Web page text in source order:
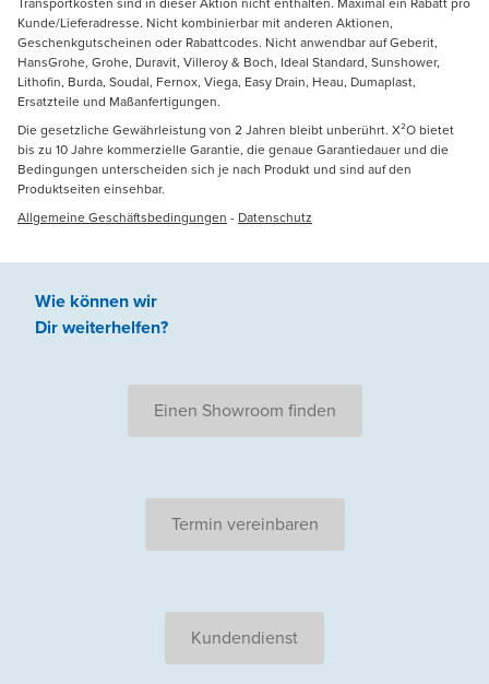
Kunde/Lieferadresse. Nicht kombinierbar mit anderen Aktionen,
Geschenkgutscheinen oder Rabattcodes. Nicht anwendbar auf Geberit,
HansGrohe, Grohe, Duravit, Villeroy & Boch, Ideal Standard, Sunshower,
Lithofin, Burda, Soudal, Fernox, Viega, Easy Drain, Heau, Dumaplast,
Ersatzteile und Maßanfertigungen.
Die gesetzliche Gewährleistung von 2 Jahren bleibt unberührt. X²O bietet
bis zu 10 Jahre kommerzielle Garantie, die genaue Garantiedauer und die
Bedingungen unterscheiden sich je nach Produkt und sind auf den
Produktseiten einsehbar.
Allgemeine Geschäftsbedingungen - Datenschutz
Wie können wir
Dir weiterhelfen?
Einen Showroom finden
Termin vereinbaren
Kundendienst